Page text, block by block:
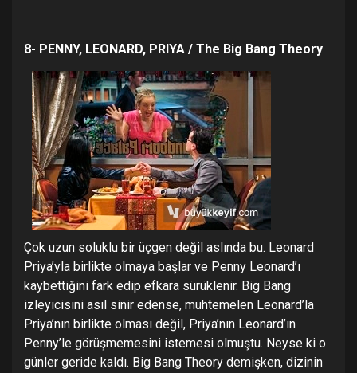
8- PENNY, LEONARD, PRIYA / The Big Bang Theory
Çok uzun soluklu bir üçgen değil aslında bu. Leonard
Priya’yla birlikte olmaya başlar ve Penny Leonard’ı
kaybettiğini fark edip efkara sürüklenir. Big Bang
izleyicisini asıl sinir edense, muhtemelen Leonard’la
Priya’nın birlikte olması değil, Priya’nın Leonard’ın
Penny’le görüşmemesini istemesi olmuştu. Neyse ki o
günler geride kaldı. Big Bang Theory demişken, dizinin